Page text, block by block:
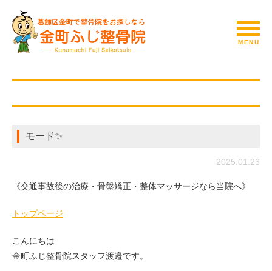
モード✨
2025.01.23
《交通事故後の治療・骨盤矯正・整体マッサージなら当院へ》
トップページ
こんにちは
金町ふじ整骨院スタッフ渡邉です。